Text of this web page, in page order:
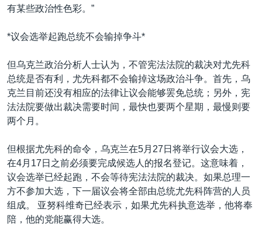
有某些政治性色彩。”
*议会选举起跑总统不会输掉争斗*
但乌克兰政治分析人士认为，不管宪法法院的裁决对尤先科
总统是否有利，尤先科都不会输掉这场政治斗争。首先，乌
克兰目前还没有相应的法律让议会能够罢免总统；另外，宪
法法院要做出裁决需要时间，最快也要两个星期，最慢则要
两个月。
但根据尤先科的命令，乌克兰在5月27日将举行议会大选，
在4月17日之前必须要完成候选人的报名登记。这意味着，
议会选举已经起跑，不会等待宪法法院的裁决。如果总理一
方不参加大选，下一届议会将全部由总统尤先科阵营的人员
组成。 亚努科维奇已经表示，如果尤先科执意选举，他将奉
陪，他的党能赢得大选。